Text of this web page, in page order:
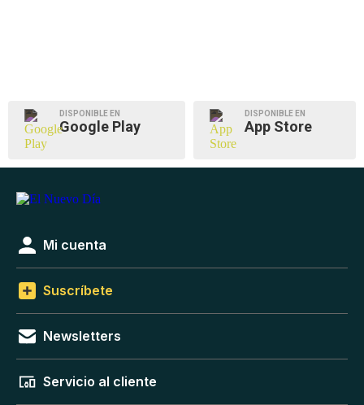
DISPONIBLE EN
Google Play
DISPONIBLE EN
App Store
Mi cuenta
Suscríbete
Newsletters
Servicio al cliente